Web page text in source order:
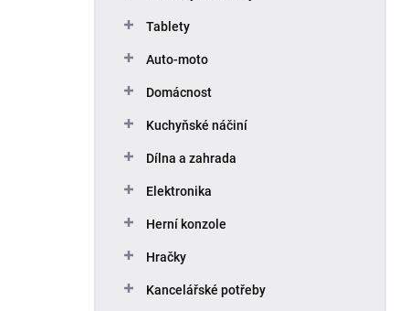
Tablety
Auto-moto
Domácnost
Kuchyňské náčiní
Dílna a zahrada
Elektronika
Herní konzole
Hračky
Kancelářské potřeby